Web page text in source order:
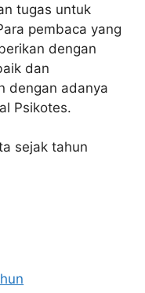
tugas untuk
pembaca yang
dengan
dan
dengan adanya
Psikotes.
sejak tahun